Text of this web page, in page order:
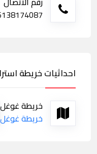
احداثيات خريطة
خريطة غوغل
خريطة غوغل